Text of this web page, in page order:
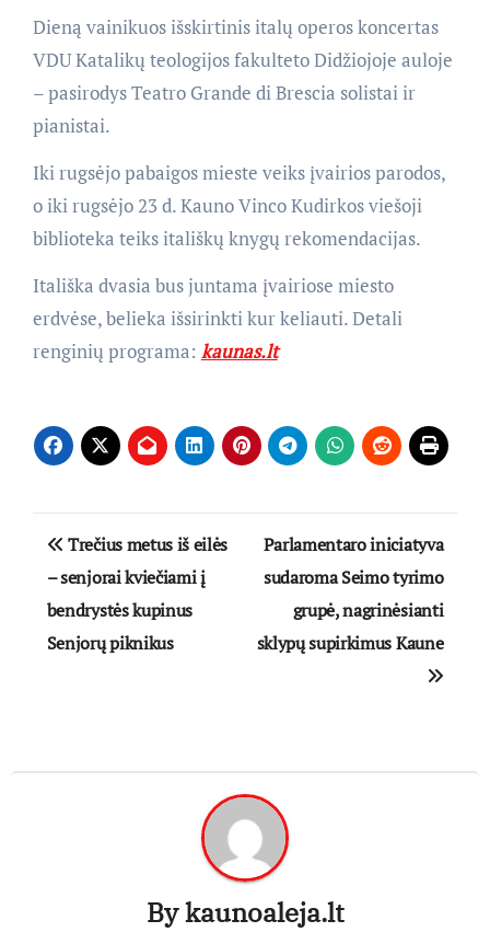
Dieną vainikuos išskirtinis italų operos koncertas
VDU Katalikų teologijos fakulteto Didžiojoje auloje
– pasirodys Teatro Grande di Brescia solistai ir
pianistai.
Iki rugsėjo pabaigos mieste veiks įvairios parodos,
o iki rugsėjo 23 d. Kauno Vinco Kudirkos viešoji
biblioteka teiks itališkų knygų rekomendacijas.
Itališka dvasia bus juntama įvairiose miesto
erdvėse, belieka išsirinkti kur keliauti. Detali
renginių programa: kaunas.lt
Navigacija
tarp
įrašų
Trečius metus iš eilės
– senjorai kviečiami į
bendrystės kupinus
Senjorų piknikus
Parlamentaro iniciatyva
sudaroma Seimo tyrimo
grupė, nagrinėsianti
sklypų supirkimus Kaune
Bykaunoaleja.lt